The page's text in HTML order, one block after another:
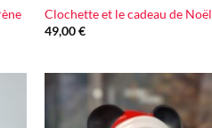
Clochette et le cadeau de Noël
49,00€